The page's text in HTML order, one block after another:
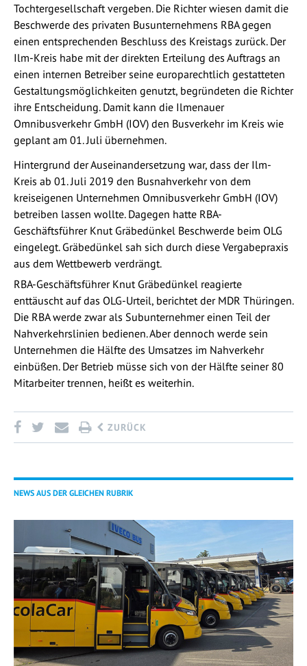
Tochtergesellschaft vergeben. Die Richter wiesen damit die
Beschwerde des privaten Busunternehmens RBA gegen
einen entsprechenden Beschluss des Kreistags zurück. Der
Ilm-Kreis habe mit der direkten Erteilung des Auftrags an
einen internen Betreiber seine europarechtlich gestatteten
Gestaltungsmöglichkeiten genutzt, begründeten die Richter
ihre Entscheidung. Damit kann die Ilmenauer
Omnibusverkehr GmbH (IOV) den Busverkehr im Kreis wie
geplant am 01. Juli übernehmen.
Hintergrund der Auseinandersetzung war, dass der Ilm-
Kreis ab 01. Juli 2019 den Busnahverkehr von dem
kreiseigenen Unternehmen Omnibusverkehr GmbH (IOV)
betreiben lassen wollte. Dagegen hatte RBA-
Geschäftsführer Knut Gräbedünkel Beschwerde beim OLG
eingelegt. Gräbedünkel sah sich durch diese Vergabepraxis
aus dem Wettbewerb verdrängt.
RBA-Geschäftsführer Knut Gräbedünkel reagierte
enttäuscht auf das OLG-Urteil, berichtet der MDR Thüringen.
Die RBA werde zwar als Subunternehmer einen Teil der
Nahverkehrslinien bedienen. Aber dennoch werde sein
Unternehmen die Hälfte des Umsatzes im Nahverkehr
einbüßen. Der Betrieb müsse sich von der Hälfte seiner 80
Mitarbeiter trennen, heißt es weiterhin.
ZURÜCK
NEWS AUS DER GLEICHEN RUBRIK